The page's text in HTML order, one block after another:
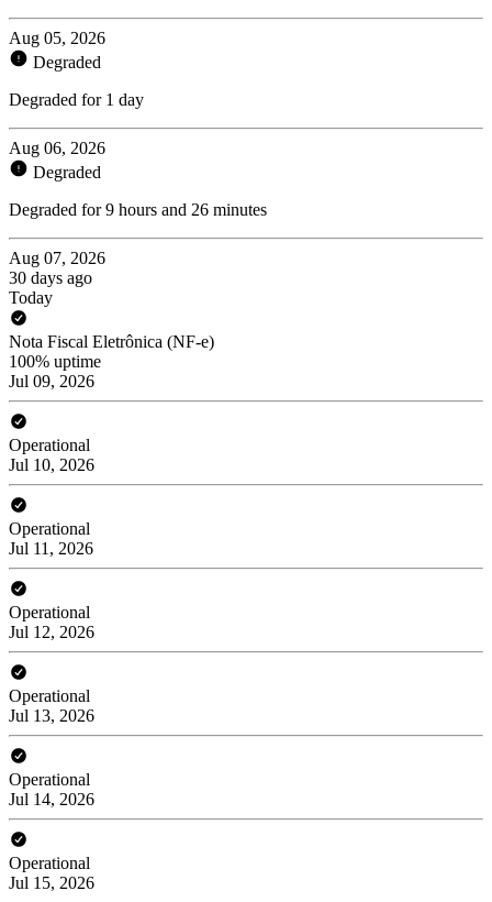
Aug 05, 2026
Degraded
Degraded for 1 day
Aug 06, 2026
Degraded
Degraded for 9 hours and 26 minutes
Aug 07, 2026
30 days ago
Today
Nota Fiscal Eletrônica (NF-e)
100% uptime
Jul 09, 2026
Operational
Jul 10, 2026
Operational
Jul 11, 2026
Operational
Jul 12, 2026
Operational
Jul 13, 2026
Operational
Jul 14, 2026
Operational
Jul 15, 2026